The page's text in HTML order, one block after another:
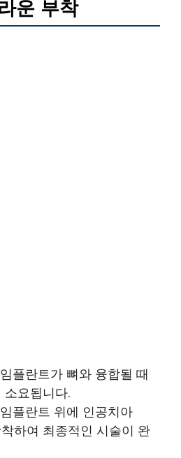
운 부착
임플란트가 뼈와 융합될 때
소요됩니다.
임플란트 위에 인공치아
하여 최종적인 시술이 완